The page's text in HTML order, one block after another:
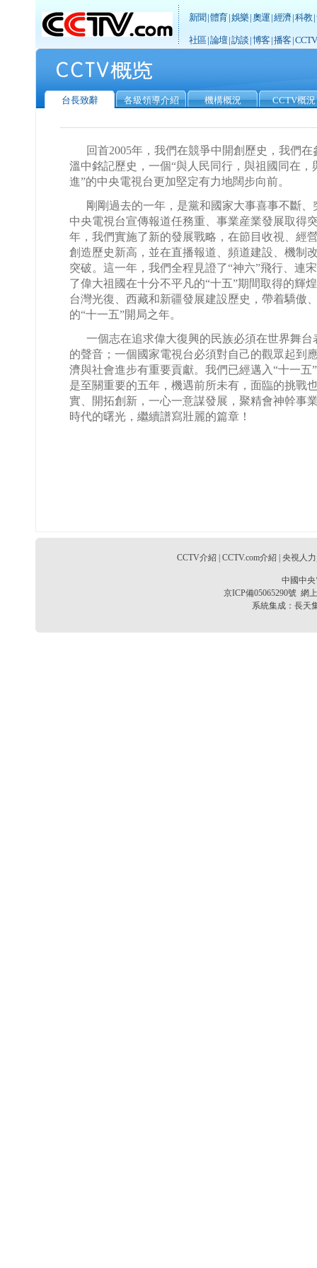
新聞 |體育|娛樂|奧運 |經濟|科教|
社區|論壇|訪談 |博客 |播客 |
台長致辭 各級領導介紹 機構概況 CCTV概況
回首2005年，我們在競爭中開創歷史，我們
溫中銘記歷史，一個“與人民同行，與祖國同在，
進”的中央電視台更加堅定有力地闊步向前。
剛剛過去的一年，是黨和國家大事喜事不斷
中央電視台宣傳報道任務重、事業産業發展取得
年，我們實施了新的發展戰略，在節目收視、經
創造歷史新高，並在直播報道、頻道建設、機制
突破。這一年，我們全程見證了“神六”飛行、連
了偉大祖國在十分不平凡的“十五”期間取得的輝
台灣光復、西藏和新疆發展建設歷史，帶着驕傲
的“十一五”開局之年。
一個志在追求偉大復興的民族必須在世界舞
的聲音；一個國家電視台必須對自己的觀眾起到
濟與社會進步有重要貢獻。我們已經邁入“十一五
是至關重要的五年，機遇前所未有，面臨的挑戰
實、開拓創新，一心一意謀發展，聚精會神幹事
時代的曙光，繼續譜寫壯麗的篇章！
CCTV介紹| CCTV.com介紹| 央視人
中國中
京ICP備05065290號 網
系統集成： 長天